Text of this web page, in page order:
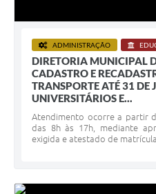
ADMINISTRAÇÃO
DIRETORIA MUNICIPAL
CADASTRO E
TRANSPORTE ATÉ 31 DE
UNIVERSITÁRIOS E...
Atendimento ocorre a partir
das 8h às 17h, mediante
exigida e atestado de